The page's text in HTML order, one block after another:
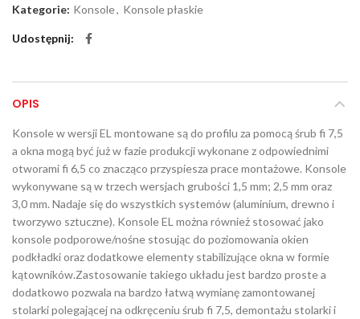
Kategorie: Konsole, Konsole płaskie
Udostępnij
OPIS
Konsole w wersji EL montowane są do profilu za pomocą śrub fi 7,5
a okna mogą być już w fazie produkcji wykonane z odpowiednimi
otworami fi 6,5 co znacząco przyspiesza prace montażowe. Konsole
wykonywane są w trzech wersjach grubości 1,5 mm; 2,5 mm oraz
3,0 mm. Nadaje się do wszystkich systemów (aluminium, drewno i
tworzywo sztuczne). Konsole EL można również stosować jako
konsole podporowe/nośne stosując do poziomowania okien
podkładki oraz dodatkowe elementy stabilizujące okna w formie
kątowników.Zastosowanie takiego układu jest bardzo proste a
dodatkowo pozwala na bardzo łatwą wymianę zamontowanej
stolarki polegającej na odkręceniu śrub fi 7,5, demontażu stolarki i